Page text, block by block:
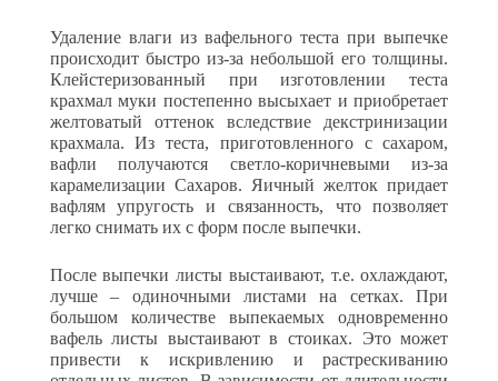
Удаление влаги из вафельного теста при выпечке
происходит быстро из-за небольшой его толщины.
Клейстеризованный при из­готовлении теста
крахмал муки постепенно высыхает и приобрета­ет
желтоватый оттенок вследствие декстринизации
крахмала. Из теста, приготовленного с сахаром,
вафли получаются светло-ко­ричневыми из-за
карамелизации Сахаров. Яичный желток придает
вафлям упругость и связанность, что позволяет
легко снимать их с форм после выпечки.
После выпечки листы выстаивают, т.е. охлаждают,
лучше – оди­ночными листами на сетках. При
большом количестве выпекаемых одновременно
вафель листы выстаивают в стоиках. Это может
при­вести к искривлению и растрескиванию